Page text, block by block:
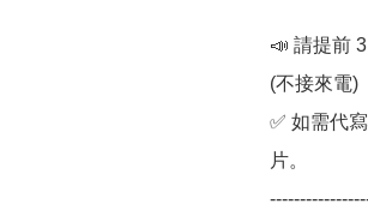
📣 請提前
(不接來電)
✅ 如需代
片。